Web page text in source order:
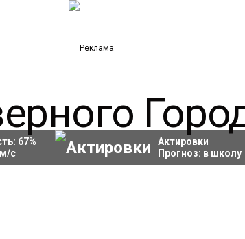
67%
м/с
Актировки
Прогноз: в школу